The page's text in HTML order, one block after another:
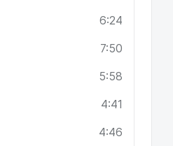
6:24
7:50
5:58
4:41
4:46